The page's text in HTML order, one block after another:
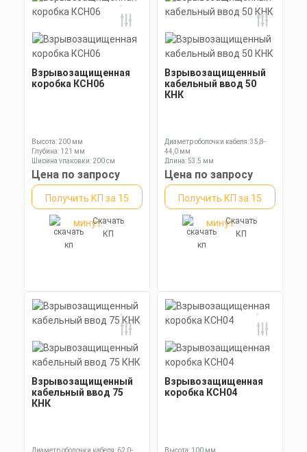
Взрывозащищенная
коробка КСН06
Высота: 200 мм
Глубина: 121 мм
Ширина упаковки: 200 см
Цена по запросу
Получить КП за 15
минутСкачать
КП
Взрывозащищенный
кабельный ввод 50
КНК
Диаметр оболочки кабеля: 35,8-
44,0 мм
Длина: 53,5 мм
Ключ: 60 мм
Цена по запросу
Получить КП за 15
минутСкачать
КП
Взрывозащищенный
кабельный ввод 75
КНК
Взрывозащищенная
коробка КСН04